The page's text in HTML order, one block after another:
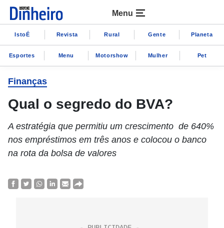
Menu
IstoÉ Revista Rural Gente Planeta
Esportes Menu Motorshow Mulher Pet
Finanças
Qual o segredo do BVA?
A estratégia que permitiu um crescimento de 640%
nos empréstimos em três anos e colocou o banco
na rota da bolsa de valores